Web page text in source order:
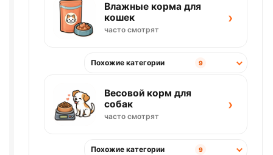
Влажные корма для
кошек
часто смотрят
›
Похожие категории 9
Весовой корм для
собак
часто смотрят
›
Похожие категории 9